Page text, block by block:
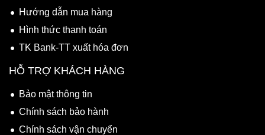
Hướng dẫn mua hàng
Hình thức thanh toán
TK Bank-TT xuất hóa đơn
HỖ TRỢ KHÁCH HÀNG
Bảo mật thông tin
Chính sách bảo hành
Chính sách vận chuyển